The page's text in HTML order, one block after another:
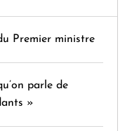
Premier ministre
parle de
»